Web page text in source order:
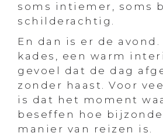
soms intiemer, soms
schilderachtig.
En dan is er de
kades, een warm
gevoel dat de dag
zonder haast. Voor
is dat het moment
beseffen hoe
manier van reizen is.